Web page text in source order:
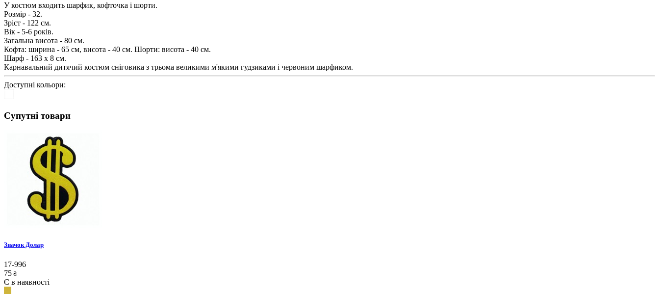
У костюм входить шарфик, кофточка і шорти.
Розмір - 32.
Зріст - 122 см.
Вік - 5-6 років.
Загальна висота - 80 см.
Кофта: ширина - 65 см, висота - 40 см. Шорти: висота - 40 см.
Шарф - 163 х 8 см.
Карнавальний дитячий костюм сніговика з трьома великими м'якими гудзиками і червоним шарфиком.
Доступні кольори:
Супутні товари
Значок Долар
17-996
75 ₴
Є в наявності